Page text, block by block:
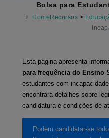
Bolsa para
HomeRecursos >
Esta página apresenta
para frequência do Ensino
estudantes com
encontrará detalhes sobre
candidatura e condições de
Podem candidatar-se